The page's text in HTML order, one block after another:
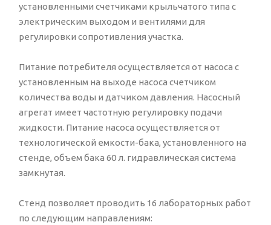
установленными счетчиками крыльчатого типа с
электрическим выходом и вентилями для
регулировки сопротивления участка.
Питание потребителя осуществляется от насоса с
установленным на выходе насоса счетчиком
количества воды и датчиком давления. Насосный
агрегат имеет частотную регулировку подачи
жидкости. Питание насоса осуществляется от
технологической емкости-бака, установленного на
стенде, объем бака 60 л. гидравлическая система
замкнутая.
Стенд позволяет проводить 16 лабораторных работ
по следующим направлениям: